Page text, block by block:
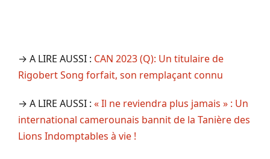
→ A LIRE AUSSI : CAN 2023 (Q): Un titulaire de
Rigobert Song forfait, son remplaçant connu
→ A LIRE AUSSI : « Il ne reviendra plus jamais » : Un
international camerounais bannit de la Tanière des
Lions Indomptables à vie !